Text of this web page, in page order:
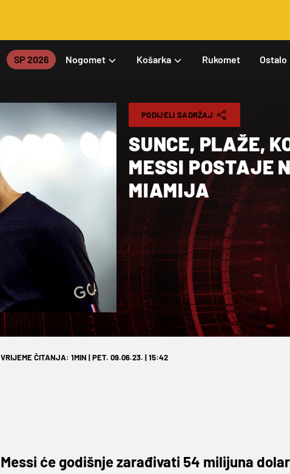
SP 2026 Nogomet Košarka Rukomet Ostalo
PODIJELI SADRŽAJ
SUNCE, PLAŽE,
MESSI POSTAJE
MIAMIJA
VRIJEME ČITANJA: 1MIN | PET. 09.06.23. | 15:42
Messi će godišnje zarađivati 54 milijuna